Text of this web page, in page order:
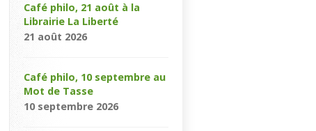
Café philo, 21 août à la
Librairie La Liberté
21 août 2026
Café philo, 10 septembre au
Mot de Tasse
10 septembre 2026